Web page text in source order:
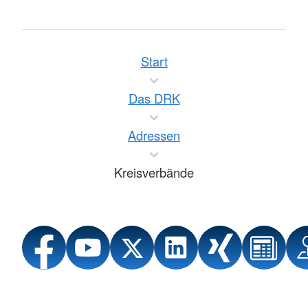
Start
Das DRK
Adressen
Kreisverbände